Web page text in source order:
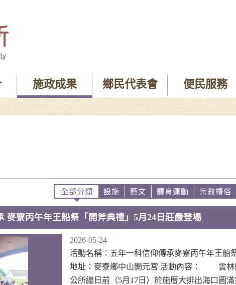
施政成果 鄉民代表會 便民服務
全部分類 設施 藝文 體育運動 宗教禮俗
麥寮丙午年王船祭「開斧典禮」5月24日莊嚴登場
2026-05-24
活動名稱：五年一科信仰傳承麥寮丙午年王船
地址：麥寮鄉中山開元宮 活動內容： 雲林
公所繼日前（5月17日）於施厝大排出海口圓